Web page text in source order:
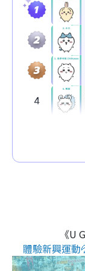
《U
體驗新興運動